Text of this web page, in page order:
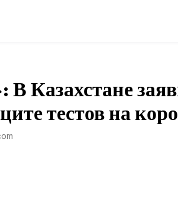
В Казахстане
тестов на